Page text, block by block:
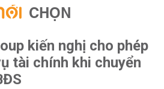
CHỌN
kiến nghị cho phép
tài chính khi chuyển